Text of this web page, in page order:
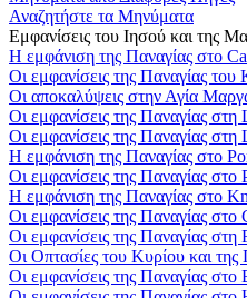
Αναζητήστε τα Μηνύματα
Εμφανίσεις του Ιησού και της
Η εμφάνιση της Παναγίας στο
Οι εμφανίσεις της Παναγίας
Οι αποκαλύψεις στην Αγία
Οι εμφανίσεις της Παναγίας στη
Οι εμφανίσεις της Παναγίας στη
Η εμφάνιση της Παναγίας στο
Οι εμφανίσεις της Παναγίας στο
Η εμφάνιση της Παναγίας στο
Οι εμφανίσεις της Παναγίας στο
Οι εμφανίσεις της Παναγίας στη
Οι Οπτασίες του Κυρίου και της
Οι εμφανίσεις της Παναγίας στο